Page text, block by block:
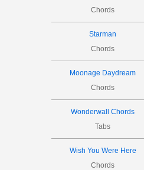
Chords
Starman
Chords
Moonage Daydream
Chords
Wonderwall Chords
Tabs
Wish You Were Here
Chords